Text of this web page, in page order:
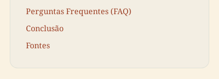
Perguntas Frequentes (FAQ)
Conclusão
Fontes